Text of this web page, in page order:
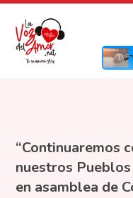
“Continuaremos
nuestros
en asamblea de